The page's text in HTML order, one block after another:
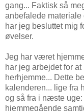
gang... Faktisk så
anbefalede
har jeg besluttet mig
øvelser.
Jeg har været
har jeg arbejdet for
herhjemme... Dette
kalenderen... lige fra
og så fra i næste
hjemmegående